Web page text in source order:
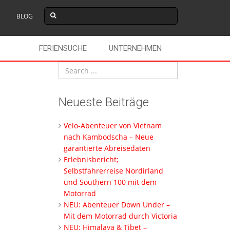
BLOG
UNTERNEHMEN
FERIENSUCHE
Neueste Beiträge
Velo-Abenteuer von Vietnam
nach Kambodscha – Neue
garantierte Abreisedaten
Erlebnisbericht;
Selbstfahrerreise Nordirland
und Southern 100 mit dem
Motorrad
NEU: Abenteuer Down Under –
Mit dem Motorrad durch Victoria
NEU: Himalaya & Tibet –